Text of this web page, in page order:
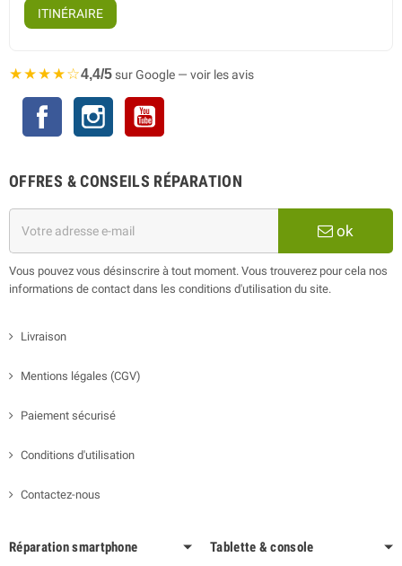
ITINÉRAIRE
★★★★☆4,4/5sur Google — voir les avis
Facebook Instagram
OFFRES & CONSEILS RÉPARATION
ok
Vous pouvez vous désinscrire à tout moment. Vous trouverez pour cela nos
informations de contact dans les conditions d'utilisation du site.
Livraison
Mentions légales (CGV)
Paiement sécurisé
Conditions d'utilisation
Contactez-nous
Réparation smartphone Tablette & console